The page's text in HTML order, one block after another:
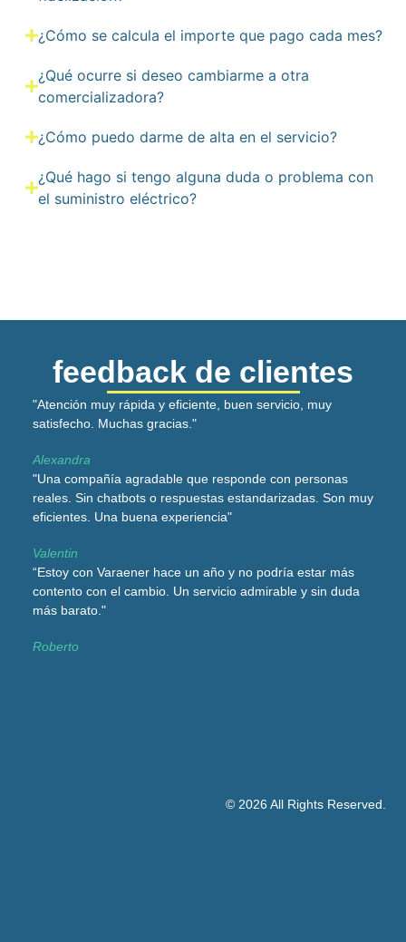
¿Cómo se calcula el importe que pago cada mes?
¿Qué ocurre si deseo cambiarme a otra
comercializadora?
¿Cómo puedo darme de alta en el servicio?
¿Qué hago si tengo alguna duda o problema con
el suministro eléctrico?
feedback de clientes
"Atención muy rápida y eficiente, buen servicio, muy
satisfecho. Muchas gracias."
Alexandra
"Una compañía agradable que responde con personas
reales. Sin chatbots o respuestas estandarizadas. Son muy
eficientes. Una buena experiencia"
Valentin
“Estoy con Varaener hace un año y no podría estar más
contento con el cambio. Un servicio admirable y sin duda
más barato."
Roberto
© 2026 All Rights Reserved.